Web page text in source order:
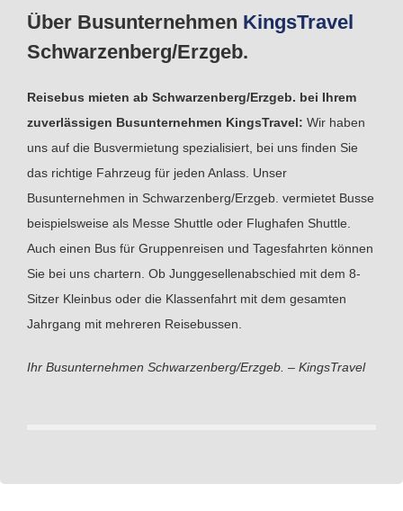
Über Busunternehmen KingsTravel
Schwarzenberg/Erzgeb.
Reisebus mieten ab Schwarzenberg/Erzgeb. bei Ihrem
zuverlässigen Busunternehmen KingsTravel: Wir haben
uns auf die Busvermietung spezialisiert, bei uns finden Sie
das richtige Fahrzeug für jeden Anlass. Unser
Busunternehmen in Schwarzenberg/Erzgeb. vermietet Busse
beispielsweise als Messe Shuttle oder Flughafen Shuttle.
Auch einen Bus für Gruppenreisen und Tagesfahrten können
Sie bei uns chartern. Ob Junggesellenabschied mit dem 8-
Sitzer Kleinbus oder die Klassenfahrt mit dem gesamten
Jahrgang mit mehreren Reisebussen.
Ihr Busunternehmen Schwarzenberg/Erzgeb. – KingsTravel